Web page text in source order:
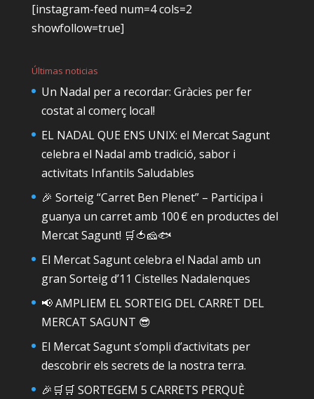
[instagram-feed num=4 cols=2
showfollow=true]
Últimas noticias
Un Nadal per a recordar: Gràcies per fer
costat al comerç local!
EL NADAL QUE ENS UNIX: el Mercat Sagunt
celebra el Nadal amb tradició, sabor i
activitats Infantils Saludables
🎉 Sorteig “Carret Ben Plenet” – Participa i
guanya un carret amb 100 € en productes del
Mercat Sagunt! 🛒🍅🧀🐟
El Mercat Sagunt celebra el Nadal amb un
gran Sorteig d’11 Cistelles Nadalenques
📢 AMPLIEM EL SORTEIG DEL CARRET DEL
MERCAT SAGUNT 😎
El Mercat Sagunt s’ompli d’activitats per
descobrir els secrets de la nostra terra.
🎉🛒🛒 SORTEGEM 5 CARRETS PERQUÈ